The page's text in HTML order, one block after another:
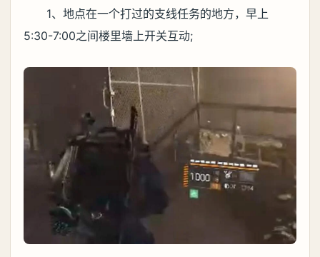
1、地点在一个打过的支线任务的地方，早上
5:30-7:00之间楼里墙上开关互动;